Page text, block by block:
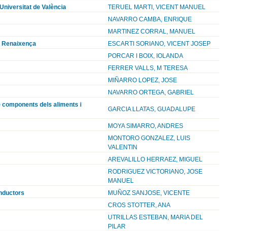
de València
TERUEL MARTI, VICENT MANUEL
NAVARRO CAMBA, ENRIQUE
MARTINEZ CORRAL, MANUEL
Renaixença
ESCARTI SORIANO, VICENT JOSEP
PORCAR I BOIX, IOLANDA
FERRER VALLS, M TERESA
MIÑARRO LOPEZ, JOSE
NAVARRO ORTEGA, GABRIEL
dels aliments i
GARCIA LLATAS, GUADALUPE
MOYA SIMARRO, ANDRES
MONTORO GONZALEZ, LUIS
VALENTIN
AREVALILLO HERRAEZ, MIGUEL
RODRIGUEZ VICTORIANO, JOSE
MANUEL
MUÑOZ SANJOSE, VICENTE
CROS STOTTER, ANA
UTRILLAS ESTEBAN, MARIA DEL
PILAR